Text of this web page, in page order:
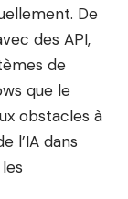
De
des API,
de
que le
obstacles à
l’IA dans